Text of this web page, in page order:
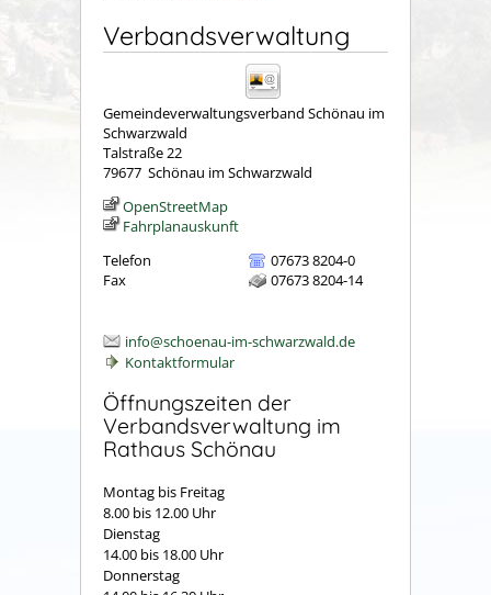
Verbandsverwaltung
Gemeindeverwaltungsverband Schönau im
Schwarzwald
Talstraße 22
79677 Schönau im Schwarzwald
OpenStreetMap
Fahrplanauskunft
Telefon
07673 8204-0
Fax
07673 8204-14
info@schoenau-im-schwarzwald.de
Kontaktformular
Öffnungszeiten der
Verbandsverwaltung im
Rathaus Schönau
Montag bis Freitag
8.00 bis 12.00 Uhr
Dienstag
14.00 bis 18.00 Uhr
Donnerstag